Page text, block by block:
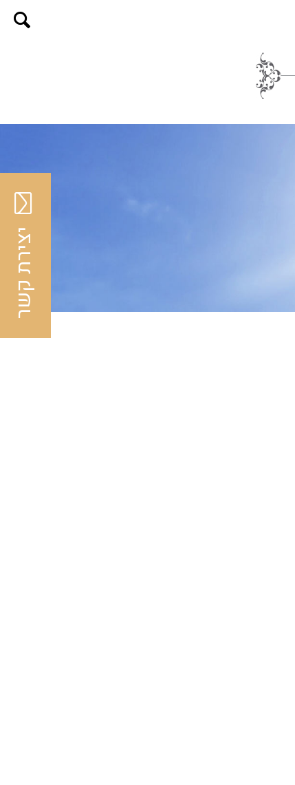
יצירת קשר